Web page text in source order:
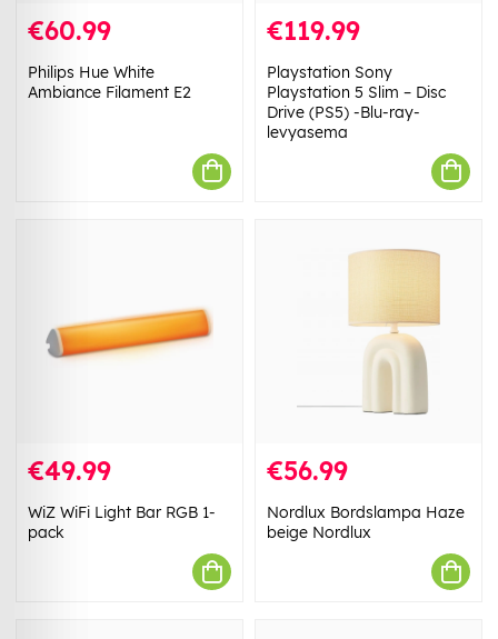
€60.99
Philips Hue White
Ambiance Filament E2
€119.99
Playstation Sony
Playstation 5 Slim – Disc
Drive (PS5) -Blu-ray-
levyasema
€49.99
WiZ WiFi Light Bar RGB 1-
pack
€56.99
Nordlux Bordslampa Haze
beige Nordlux